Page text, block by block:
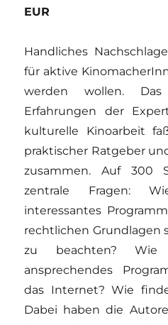
EUR
Handliches
für aktive
werden wollen.
Erfahrungen der
kulturelle Kinoarbeit
praktischer Ratgeber
zusammen. Auf 300
zentrale Fragen:
interessantes
rechtlichen Grundlagen
zu beachten?
ansprechendes
das Internet? Wie
Dabei haben die